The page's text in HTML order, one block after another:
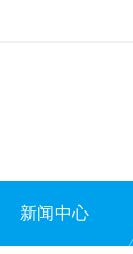
新闻中心